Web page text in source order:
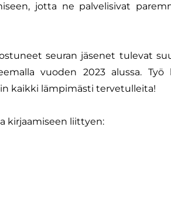
jotta ne palvelisivat
seuran jäsenet tulevat
vuoden 2023 alussa.
kaikki lämpimästi tervetulleita!
kirjaamiseen liittyen: